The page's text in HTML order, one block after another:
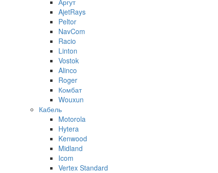
AjetRays
Peltor
NavCom
Racio
Linton
Vostok
Alinco
Roger
Комбат
Wouxun
Кабель
Motorola
Hytera
Kenwood
Midland
Icom
Vertex Standard